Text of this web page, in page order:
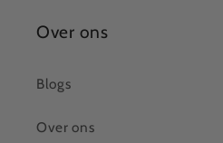
Over ons
Blogs
Over ons